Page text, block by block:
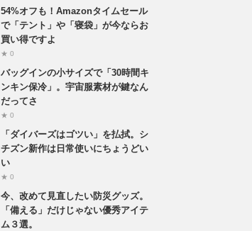
54%オフも！Amazonタイムセール
で「テント」や「寝袋」が今ならお
買い得ですよ
★ 0
バッグインの小サイズで「30時間キ
ンキン保冷」。宇宙服素材が鍵なん
だってさ
★ 0
「ダイバーズはゴツい」を払拭。シ
チズン新作は日常使いにちょうどい
い
★ 0
今、改めて見直したい防災グッズ。
「備える」だけじゃない優秀アイテ
ム３選。